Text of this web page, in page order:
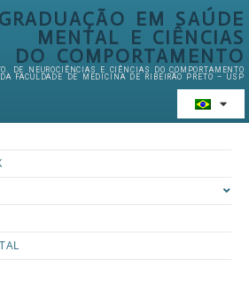
EM SAÚDE
MENTAL E CIÊNCIAS
DO COMPORTAMENTO
DE NEUROCIÊNCIAS E CIÊNCIAS DO COMPORTAMENTO
DA FACULDADE DE MEDICINA DE RIBEIRÃO PRETO – USP